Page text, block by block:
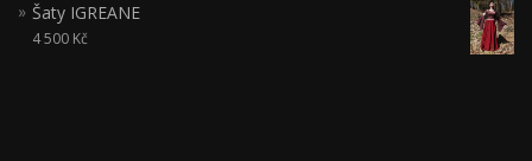
Šaty IGREANE
4 500 Kč